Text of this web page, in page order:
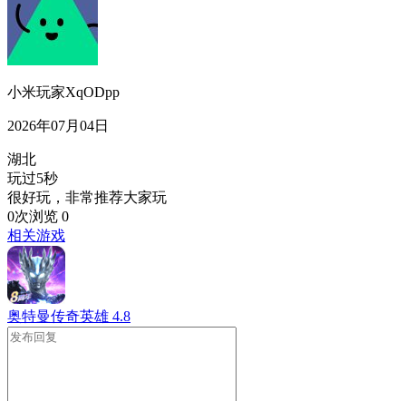
小米玩家XqODpp
2026年07月04日
湖北
玩过5秒
很好玩，非常推荐大家玩
0次浏览 0
相关游戏
奥特曼传奇英雄 4.8